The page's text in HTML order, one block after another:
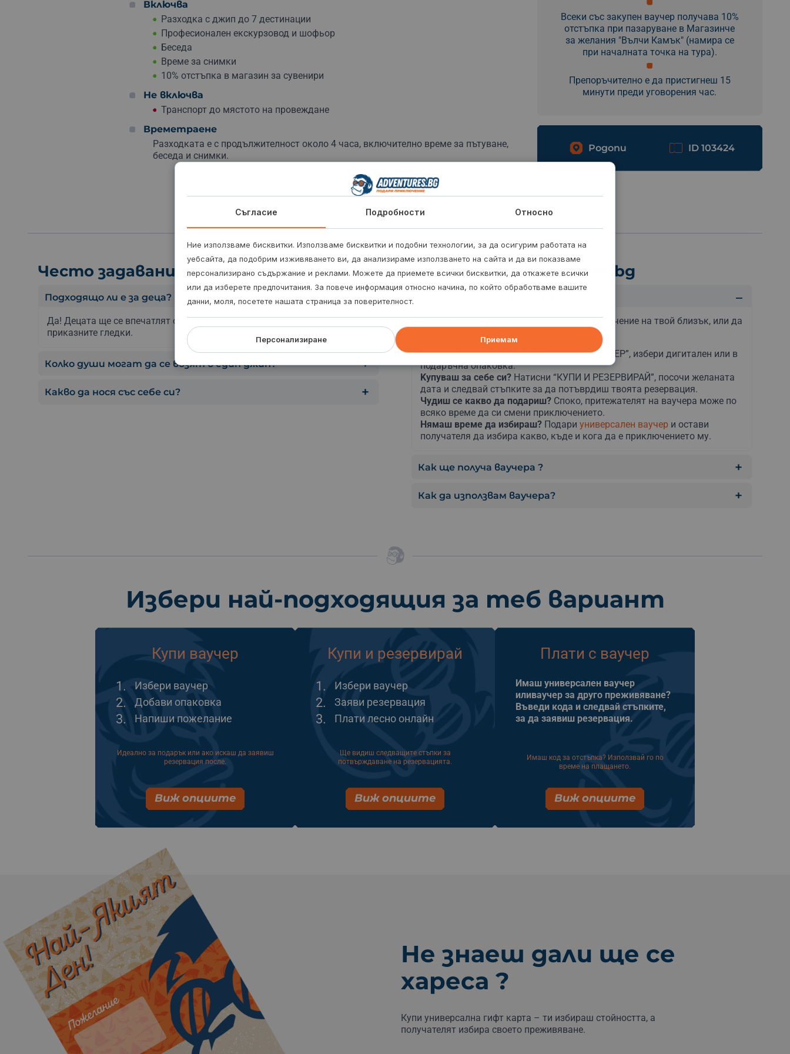
Включва
Разходка с джип до 7 дестинации
Професионален екскурзовод и шофьор
Беседа
Време за снимки
10% отстъпка в магазин за сувенири
Не включва
Транспорт до мястото на провеждане
Времетраене
Разходката е с продължителност около 4 часа, включително време за пътуване,
беседа и снимки.
Всеки със закупен ваучер получава 10%
отстъпка при пазаруване в Магазинче
за желания "Вълчи Камък" (намира се
при началната точка на тура).
Препоръчително е да пристигнеш 15
минути преди уговорения час.
Родопи ID 103424
Често задавани въпроси
Подходящо ли е за деца?
Да! Децата ще се впечатлят от дивите коне, скалните форми и
приказните гледки.
Колко души могат да се возят в един джип?
Какво да нося със себе си?
Kак работи Adventures.bg
С Adventures.bg можеш да подариш приключение на твой близък, или да
Купуваш подарък?Натисни “ПОДАРИ ВАУЧЕР”, избери дигитален или в
подаръчна опаковка.
Kупуваш за себе си? Натисни “КУПИ И РЕЗЕРВИРАЙ”, посочи желаната
дата и следвай стъпките за да потъврдиш твоята резервация.
Чудиш се какво да подариш? Споко, притежателят на ваучера може по
всяко време да си смени приключението.
Нямаш време да избираш? Подари универсален ваучери остави
получателя да избира какво, къде и кога да е приключението му.
Как ще получа ваучера ?
Как да използвам ваучера?
Избери най-подходящия за теб вариант
Купи ваучер
1. Избери ваучер
2. Добави опаковка
3. Напиши пожелание
Идеално за подарък или ако искаш да заявиш
резервация после.
Виж опциите
Купи и резервирай
1. Избери ваучер
2. Заяви резервация
3. Плати лесно онлайн
Ще видиш следващите стъпки за
потвърждаване на резервацията.
Виж опциите
Плати с ваучер
Имаш универсален ваучер
иливаучер за друго преживяване?
Въведи кода и следвай стъпките,
за да заявиш резервация.
Имаш код за отстъпка? Използвай го по
време на плащането.
Виж опциите
Не знаеш дали ще се
хареса ?
Купи универсална гифт карта – ти избираш стойността, а
получателят избира своето преживяване.
Съгласие Подробности Относно
Ние използваме бисквитки. Използваме бисквитки и подобни технологии, за да осигурим работата на
уебсайта, да подобрим изживяването ви, да анализираме използването на сайта и да ви показваме
персонализирано съдържание и реклами. Можете да приемете всички бисквитки, да откажете всички
или да изберете предпочитания. За повече информация относно начина, по който обработваме вашите
данни, моля, посетете нашата страница за поверителност.
Персонализиране Приемам